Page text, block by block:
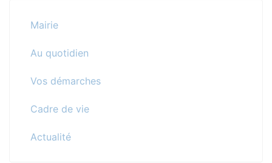
Mairie
Au quotidien
Vos démarches
Cadre de vie
Actualité